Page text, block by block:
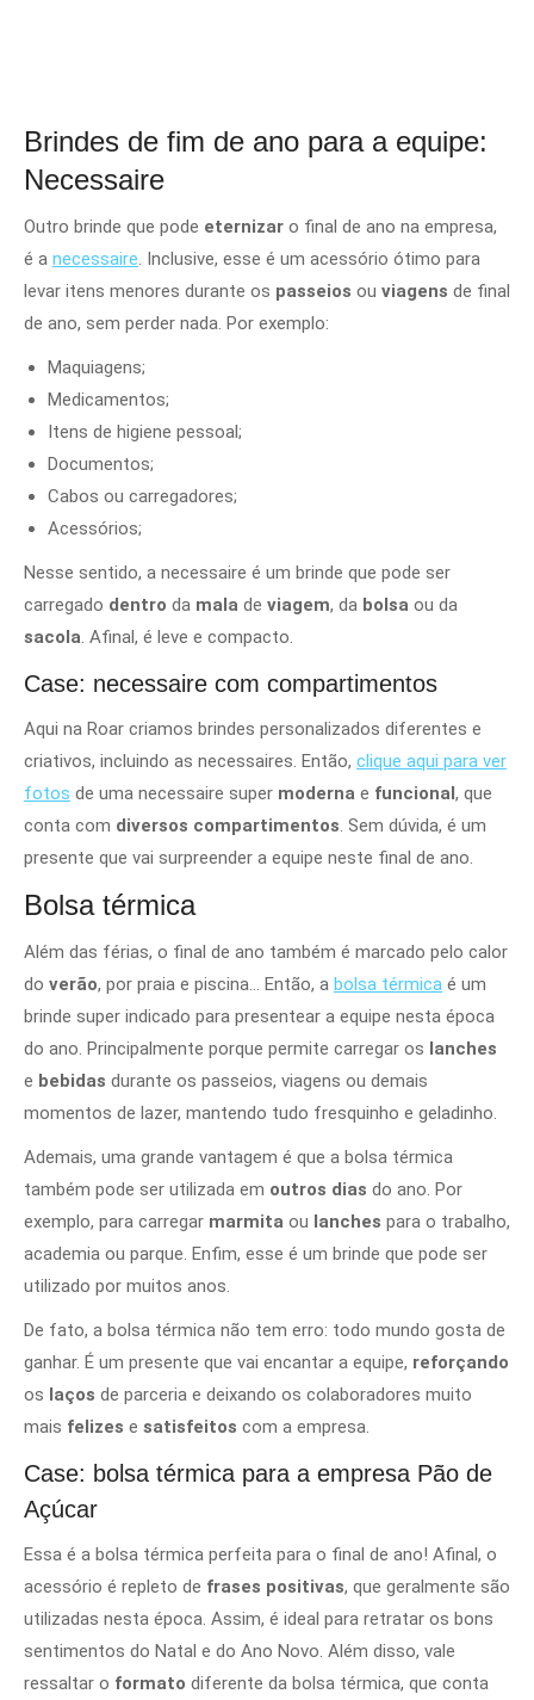
Brindes de fim de ano para a equipe:
Necessaire
Outro brinde que pode eternizar o final de ano na empresa,
é a necessaire. Inclusive, esse é um acessório ótimo para
levar itens menores durante os passeios ou viagens de final
de ano, sem perder nada. Por exemplo:
Maquiagens;
Medicamentos;
Itens de higiene pessoal;
Documentos;
Cabos ou carregadores;
Acessórios;
Nesse sentido, a necessaire é um brinde que pode ser
carregado dentro da mala de viagem, da bolsa ou da
sacola. Afinal, é leve e compacto.
Case: necessaire com compartimentos
Aqui na Roar criamos brindes personalizados diferentes e
criativos, incluindo as necessaires. Então, clique aqui para ver
fotos de uma necessaire super moderna e funcional , que
conta com diversos compartimentos. Sem dúvida, é um
presente que vai surpreender a equipe neste final de ano.
Bolsa térmica
Além das férias, o final de ano também é marcado pelo calor
do verão, por praia e piscina… Então, a bolsa térmica é um
brinde super indicado para presentear a equipe nesta época
do ano. Principalmente porque permite carregar os lanches
e bebidas durante os passeios, viagens ou demais
momentos de lazer, mantendo tudo fresquinho e geladinho.
Ademais, uma grande vantagem é que a bolsa térmica
também pode ser utilizada em outros dias do ano. Por
exemplo, para carregar marmita ou lanches para o trabalho,
academia ou parque. Enfim, esse é um brinde que pode ser
utilizado por muitos anos.
De fato, a bolsa térmica não tem erro: todo mundo gosta de
ganhar. É um presente que vai encantar a equipe, reforçando
os laços de parceria e deixando os colaboradores muito
mais felizes e satisfeitos com a empresa.
Case: bolsa térmica para a empresa Pão de
Açúcar
Essa é a bolsa térmica perfeita para o final de ano! Afinal, o
acessório é repleto de frases positivas, que geralmente são
utilizadas nesta época. Assim, é ideal para retratar os bons
sentimentos do Natal e do Ano Novo. Além disso, vale
ressaltar o formato diferente da bolsa térmica, que conta